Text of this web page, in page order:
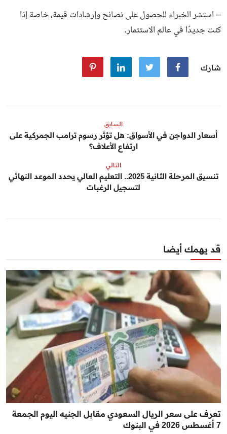
– استشر الخبراء للحصول على نصائح وإرشادات قيمة، خاصة إذا
كنت جديدًا في عالم الاستثمار.
شارك
السابق
أسعار الدواجن في الأسواق: هل تؤثر رسوم ترامب الجمركية على
ارتفاع الأعلاف؟
التالي
تنسيق المرحلة الثانية 2025.. التعليم العالي يحدد الموعد النهائي
لتسجيل الرغبات
قد يهمك أيضا
تعرف على سعر الريال السعودي مقابل الجنيه اليوم الجمعة
7 أغسطس 2026 في البنوك